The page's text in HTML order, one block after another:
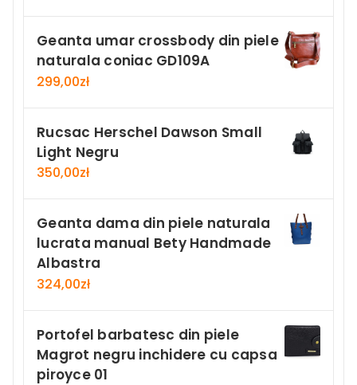
Geanta umar crossbody din piele
naturala coniac GD109A
299,00zł
Rucsac Herschel Dawson Small
Light Negru
350,00zł
Geanta dama din piele naturala
lucrata manual Bety Handmade
Albastra
324,00zł
Portofel barbatesc din piele
Magrot negru inchidere cu capsa
piroyce 01